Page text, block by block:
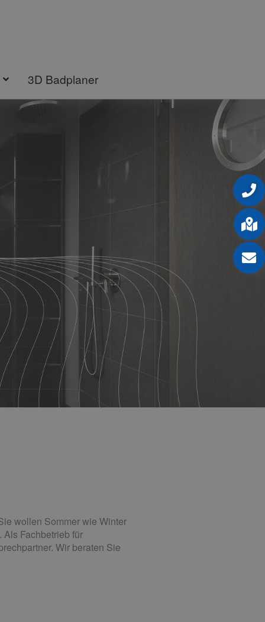
3D Badplaner
wollen Sommer wie Winter
Fachbetrieb für
Wir beraten Sie